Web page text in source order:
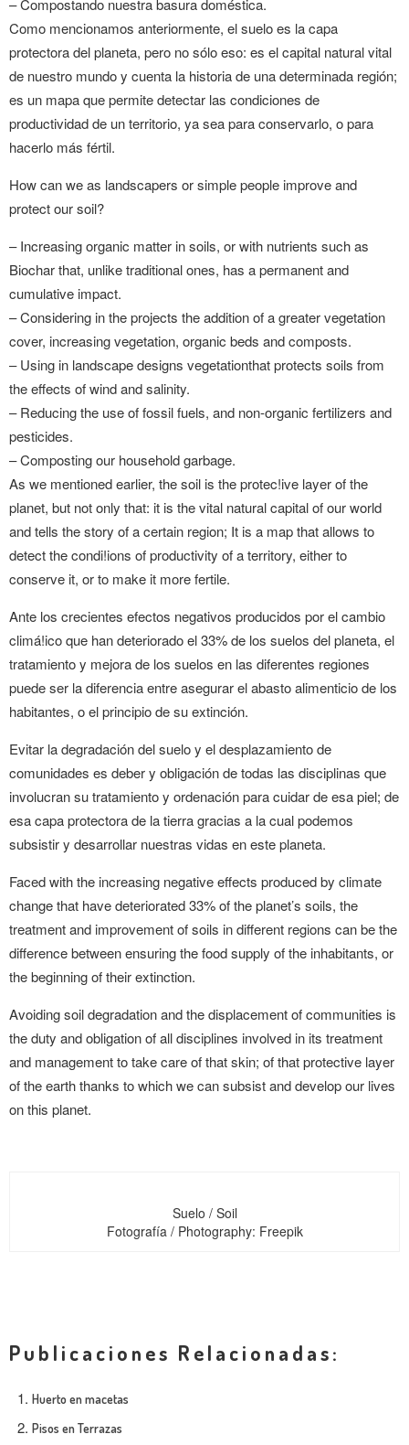
– Compostando nuestra basura doméstica.
Como mencionamos anteriormente, el suelo es la capa
protectora del planeta, pero no sólo eso: es el capital natural vital
de nuestro mundo y cuenta la historia de una determinada región;
es un mapa que permite detectar las condiciones de
productividad de un territorio, ya sea para conservarlo, o para
hacerlo más fértil.
How can we as landscapers or simple people improve and
protect our soil?
– Increasing organic matter in soils, or with nutrients such as
Biochar that, unlike traditional ones, has a permanent and
cumulative impact.
– Considering in the projects the addition of a greater vegetation
cover, increasing vegetation, organic beds and composts.
– Using in landscape designs vegetationthat protects soils from
the effects of wind and salinity.
– Reducing the use of fossil fuels, and non-organic fertilizers and
pesticides.
– Composting our household garbage.
As we mentioned earlier, the soil is the protec!ive layer of the
planet, but not only that: it is the vital natural capital of our world
and tells the story of a certain region; It is a map that allows to
detect the condi!ions of productivity of a territory, either to
conserve it, or to make it more fertile.
Ante los crecientes efectos negativos producidos por el cambio
climá!ico que han deteriorado el 33% de los suelos del planeta, el
tratamiento y mejora de los suelos en las diferentes regiones
puede ser la diferencia entre asegurar el abasto alimenticio de los
habitantes, o el principio de su extinción.
Evitar la degradación del suelo y el desplazamiento de
comunidades es deber y obligación de todas las disciplinas que
involucran su tratamiento y ordenación para cuidar de esa piel; de
esa capa protectora de la tierra gracias a la cual podemos
subsistir y desarrollar nuestras vidas en este planeta.
Faced with the increasing negative effects produced by climate
change that have deteriorated 33% of the planet’s soils, the
treatment and improvement of soils in different regions can be the
difference between ensuring the food supply of the inhabitants, or
the beginning of their extinction.
Avoiding soil degradation and the displacement of communities is
the duty and obligation of all disciplines involved in its treatment
and management to take care of that skin; of that protective layer
of the earth thanks to which we can subsist and develop our lives
on this planet.
Suelo / Soil
Fotografía / Photography: Freepik
Publicaciones Relacionadas:
Huerto en macetas
Pisos en Terrazas